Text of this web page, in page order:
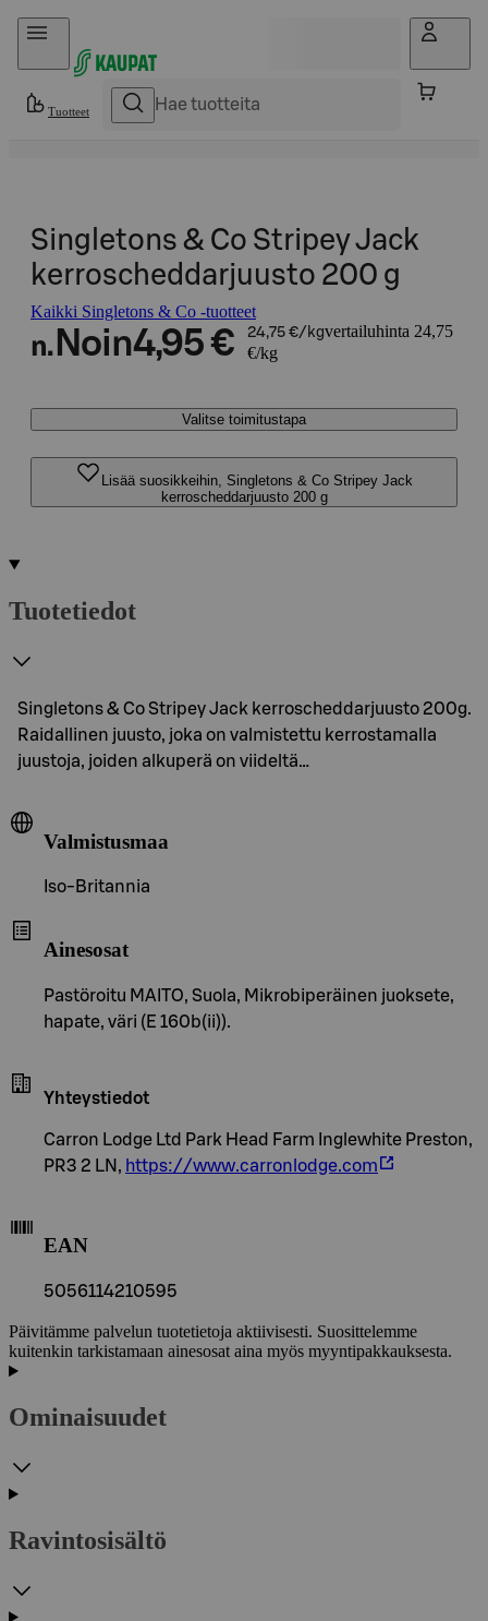
Hyppää sisältöön
Tuotteet
Singletons & Co Stripey Jack
kerroscheddarjuusto 200 g
Kaikki Singletons & Co -tuotteet
n. Noin4,95 € 24,75 €/kgvertailuhinta 24,75
€/kg
Valitse toimitustapa
Lisää suosikkeihin, Singletons & Co Stripey Jack
kerroscheddarjuusto 200 g
Tuotetiedot
Singletons & Co Stripey Jack kerroscheddarjuusto 200g.
Raidallinen juusto, joka on valmistettu kerrostamalla
juustoja, joiden alkuperä on viideltä…
Valmistusmaa
Iso-Britannia
Ainesosat
Pastöroitu MAITO, Suola, Mikrobiperäinen juoksete,
hapate, väri (E 160b(ii)).
Yhteystiedot
Carron Lodge Ltd Park Head Farm Inglewhite Preston,
PR3 2 LN, https://www.carronlodge.com
EAN
5056114210595
Päivitämme palvelun tuotetietoja aktiivisesti. Suosittelemme
kuitenkin tarkistamaan ainesosat aina myös myyntipakkauksesta.
Ominaisuudet
Ravintosisältö